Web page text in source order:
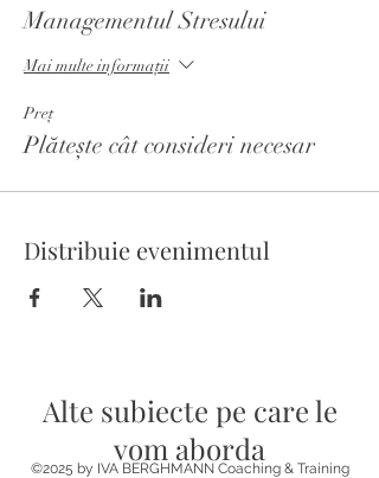
Managementul Stresului
Mai multe informații
Preț
Plătește cât consideri necesar
Distribuie evenimentul
Alte subiecte pe care le
vom aborda
©2025 by IVA BERGHMANN Coaching & Training